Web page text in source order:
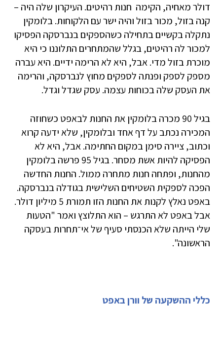
דולר מאחיה, הקימה חנות רהיטים. העיקרון שלה היה –
קנה בזול, מכור בזול והיה ישר עם הלקוחות. בלומקין
נתקלה בקשיים בתחילה כשהספקים בנברסקה הפסיקו
למכור לה רהיטים, בגלל שהמתחרים התלוננו כי היא
מוכרת בזול מדי. אבל, היא לא הרימה ידיים. היא עברה
מספק לספק ופנתה לספקים מחוץ לנברסקה, והרימה
את העסק שלה בכוחות עצמה. עסק שגדל וגדל.
בגיל 90 מכרה בלומקין את החנות לבאפט כשחוזה
המכירה נכתב על דף אחד ובלומקין, שלא ידעה קרוא
וכתוב, ציירה סימן במקום החתימה. אבל, היא לא
הפסיקה להיות אשת מסחר. בגיל 95 פרשה בלומקין
מהחנות, ופתחה חנות מתחרה ממול. החנות החדשה
הפכה לספקית השטיחים השלישית בגודלה בנברסקה.
באפט נאלץ לקנות את החנות הזו תמורת 5 מיליון דולר.
אבל באפט לא התרגש – הוא התלוצץ ואמר "הטעות
שלי הייתה שלא הכנסתי סעיף של אי־תחרות בעסקה
הראשונה".
כללי ההשקעה של וורן באפט